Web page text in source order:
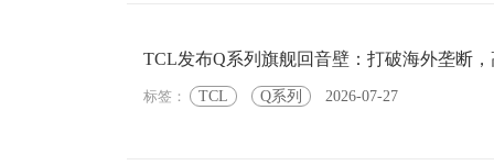
TCL发布Q系列旗舰回音壁：打破海外垄断
标签： TCL Q系列 2026-07-27